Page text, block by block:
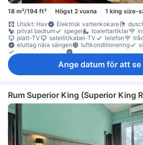
18 m²/194 ft² Högst 2 vuxna
1 king size-
Utsikt: Hav
Elektrisk vattenkokare
privat badrum
spegel toalettartiklar
platt-TV
satellit/kabel-TV telefon
eluttag nära sängen
luftkonditionering
Fönster som kan öppnas
högt belägen
Rökpolicy - rökfria rum tillgängliga
tillgängligt via hiss
Ange datum för att se
Rum Superior King (Superior King